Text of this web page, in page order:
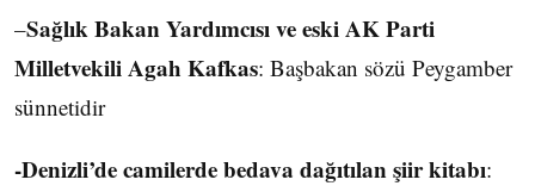
–Sağlık Bakan Yardımcısı ve eski AK Parti
Milletvekili Agah Kafkas: Başbakan sözü Peygamber
sünnetidir
-Denizli’de camilerde bedava dağıtılan şiir kitabı: